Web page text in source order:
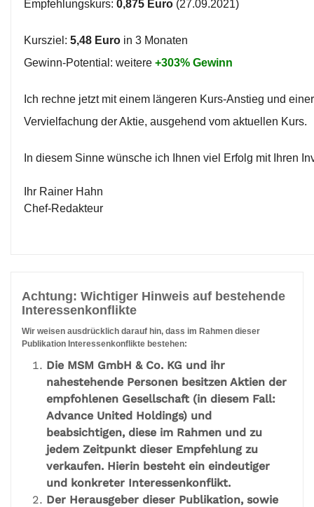
Empfehlungskurs: 0,875 Euro (27.09.2021)
Kursziel: 5,48 Euro in 3 Monaten
Gewinn-Potential: weitere +303% Gewinn
Ich rechne jetzt mit einem längeren Kurs-Anstieg und einer
Vervielfachung der Aktie, ausgehend vom aktuellen Kurs.
In diesem Sinne wünsche ich Ihnen viel Erfolg mit Ihren
Ihr Rainer Hahn
Chef-Redakteur
Achtung: Wichtiger Hinweis auf bestehende
Interessenkonflikte
Wir weisen ausdrücklich darauf hin, dass im Rahmen dieser
Publikation Interessenkonflikte bestehen:
Die MSM GmbH & Co. KG und ihr
nahestehende Personen besitzen Aktien der
empfohlenen Gesellschaft (in diesem Fall:
Advance United Holdings) und
beabsichtigen, diese im Rahmen und zu
jedem Zeitpunkt dieser Empfehlung zu
verkaufen. Hierin besteht ein eindeutiger
und konkreter Interessenkonflikt.
Der Herausgeber dieser Publikation, sowie